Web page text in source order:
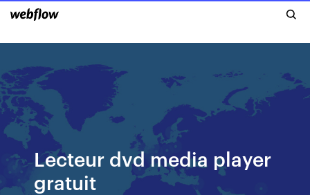
Lecteur dvd media player
gratuit